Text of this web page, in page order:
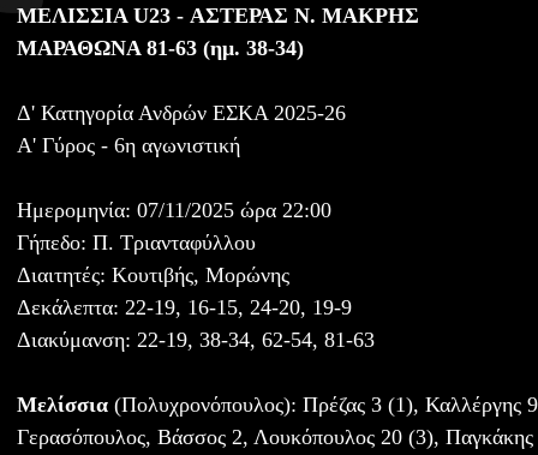
ΜΕΛΙΣΣΙΑ U23 - ΑΣΤΕΡΑΣ Ν. ΜΑΚΡΗΣ
ΜΑΡΑΘΩΝΑ 81-63 (ημ. 38-34)
Δ' Κατηγορία Ανδρών ΕΣΚΑ 2025-26
Α' Γύρος - 6η αγωνιστική
Ημερομηνία: 07/11/2025 ώρα 22:00
Γήπεδο: Π. Τριανταφύλλου
Διαιτητές: Κουτιβής, Μορώνης
Δεκάλεπτα: 22-19, 16-15, 24-20, 19-9
Διακύμανση: 22-19, 38-34, 62-54, 81-63
Μελίσσια (Πολυχρονόπουλος): Πρέζας 3 (1), Καλλέργης
Γερασόπουλος, Βάσσος 2, Λουκόπουλος 20 (3), Παγκάκης